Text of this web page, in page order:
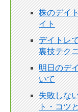
株のデイ
イト
デイトレ
裏技テク
明日のデ
いて
失敗しな
ト・コツ